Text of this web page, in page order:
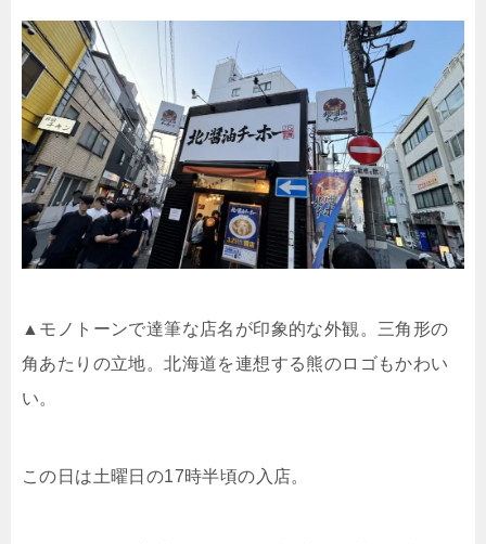
▲モノトーンで達筆な店名が印象的な外観。三角形の
角あたりの立地。北海道を連想する熊のロゴもかわい
い。
この日は土曜日の17時半頃の入店。